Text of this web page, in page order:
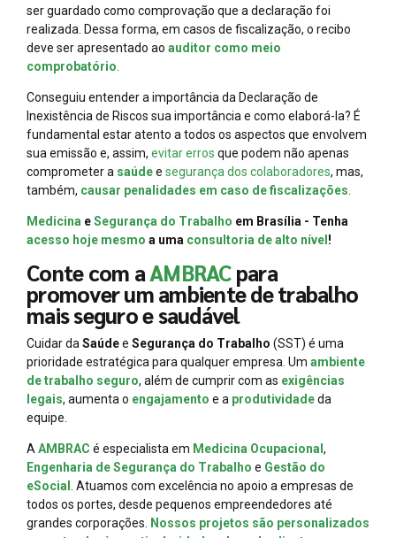
ser guardado como comprovação que a declaração foi
realizada. Dessa forma, em casos de fiscalização, o recibo
deve ser apresentado ao auditor como meio
comprobatório
Conseguiu entender a importância da Declaração de
Inexistência de Riscos sua importância e como elaborá-la? É
fundamental estar atento a todos os aspectos que envolvem
sua emissão e, assim, evitar erros que podem não apenas
comprometer a saúdee segurança dos colaboradores, mas,
também, causar penalidades em caso de fiscalizações
Medicina eSegurança do Trabalho em Brasília - Tenha
acesso hoje mesmo a uma consultoria de alto nível !
Conte com aAMBRACpara
promover um ambiente de trabalho
mais seguro e saudável
Cuidar da Saúdee Segurança do Trabalho (SST) é uma
prioridade estratégica para qualquer empresa. Um ambiente
de trabalho seguro, além de cumprir com as exigências
legais, aumenta o engajamento e a produtividadeda
equipe.
A AMBRAC é especialista em Medicina Ocupacional ,
Engenharia de Segurança do Trabalho e Gestão do
eSocial
. Atuamos com excelência no apoio a empresas de
todos os portes, desde pequenos empreendedores até
grandes corporações.
Nossos projetos são personalizados